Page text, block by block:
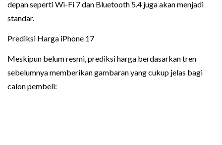
depan seperti Wi-Fi 7 dan Bluetooth 5.4 juga akan menjadi
standar.
Prediksi Harga iPhone 17
Meskipun belum resmi, prediksi harga berdasarkan tren
sebelumnya memberikan gambaran yang cukup jelas bagi
calon pembeli: